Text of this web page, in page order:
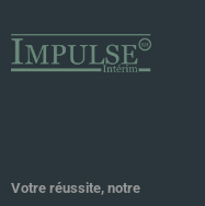
Votre réussite, notre